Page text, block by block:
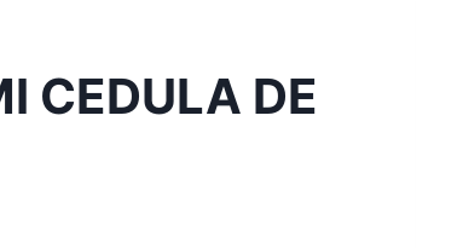
CEDULA DE